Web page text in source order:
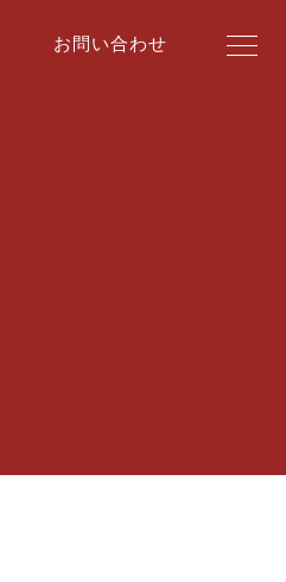
お問い合わせ